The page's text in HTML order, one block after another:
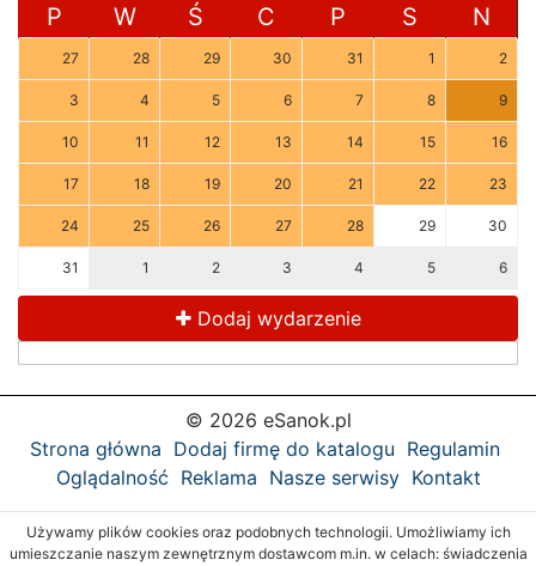
P W Ś C P S N
27 28 29 30 31 1 2
3 4 5 6 7 8 9
10 11 12 13 14 15 16
17 18 19 20 21 22 23
24 25 26 27 28 29 30
31 1 2 3 4 5 6
Dodaj wydarzenie
© 2026 eSanok.pl
Strona główna Dodaj firmę do katalogu Regulamin
Oglądalność Reklama Nasze serwisy Kontakt
Używamy plików cookies oraz podobnych technologii. Umożliwiamy ich
umieszczanie naszym zewnętrznym dostawcom m.in. w celach: świadczenia